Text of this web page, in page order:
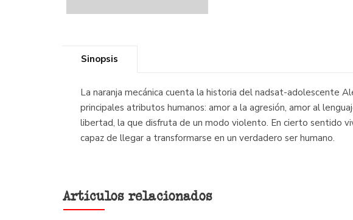
Sinopsis
La naranja mecánica cuenta la historia del nadsat-adolescente
principales atributos humanos: amor a la agresión, amor al
libertad, la que disfruta de un modo violento. En cierto sentido
capaz de llegar a transformarse en un verdadero ser humano.
Artículos relacionados